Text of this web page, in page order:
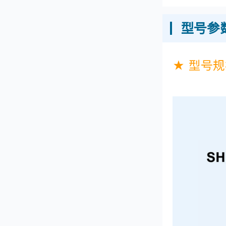
型号参
★ 型号